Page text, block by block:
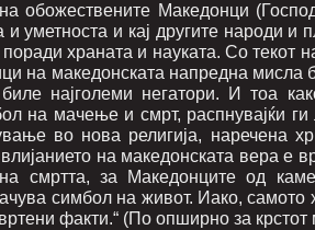
обожествените Македонци
и уметноста и кај другите народи
поради храната и науката. Со
на македонската напредна мисла
најголеми негатори. И тоа
на мачење и смрт, распнувајќи
во нова религија, наречена
на македонската вера е
смртта, за Македонците од
симбол на живот. Иако,
факти.“ (По опширно за